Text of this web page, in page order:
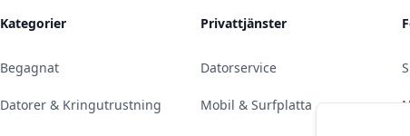
Kategorier
Begagnat
Datorer & Kringutrustning
Privattjänster
Datorservice
Mobil & Surfplatta